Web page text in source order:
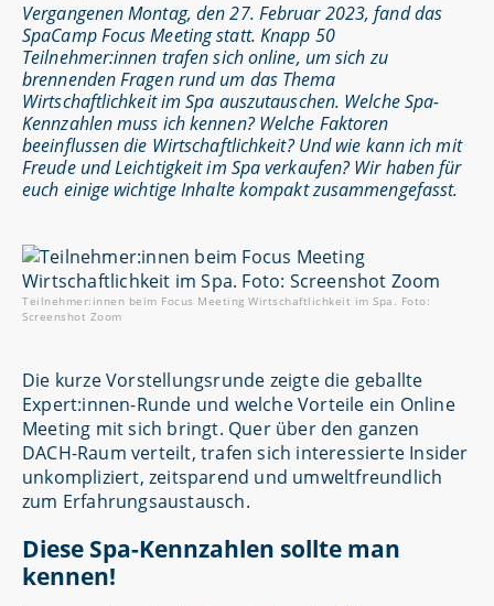
Vergangenen Montag, den 27. Februar 2023, fand das
SpaCamp Focus Meeting statt. Knapp 50
Teilnehmer:innen trafen sich online, um sich zu
brennenden Fragen rund um das Thema
Wirtschaftlichkeit im Spa auszutauschen. Welche Spa-
Kennzahlen muss ich kennen? Welche Faktoren
beeinflussen die Wirtschaftlichkeit? Und wie kann ich mit
Freude und Leichtigkeit im Spa verkaufen? Wir haben für
euch einige wichtige Inhalte kompakt zusammengefasst.
Teilnehmer:innen beim Focus Meeting Wirtschaftlichkeit im Spa. Foto:
Screenshot Zoom
Die kurze Vorstellungsrunde zeigte die geballte
Expert:innen-Runde und welche Vorteile ein Online
Meeting mit sich bringt. Quer über den ganzen
DACH-Raum verteilt, trafen sich interessierte Insider
unkompliziert, zeitsparend und umweltfreundlich
zum Erfahrungsaustausch.
Diese Spa-Kennzahlen sollte man
kennen!